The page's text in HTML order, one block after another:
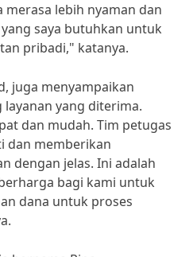
merasa lebih nyaman dan
saya butuhkan untuk
pribadi," katanya.
juga menyampaikan
yang diterima.
dan mudah. Tim petugas
dan memberikan
dengan jelas. Ini adalah
bagi kami untuk
dana untuk proses